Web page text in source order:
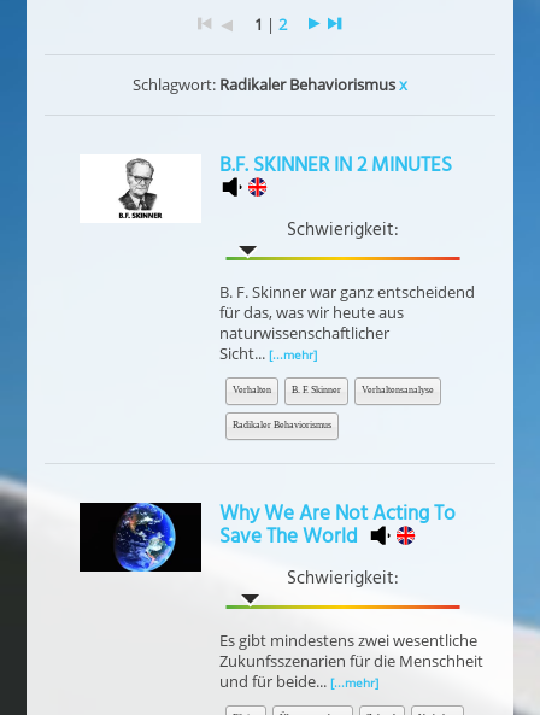
1 | 2
Schlagwort: Radikaler Behaviorismusx
B.F. SKINNER IN 2 MINUTES
Schwierigkeit:
B. F. Skinner war ganz entscheidend
für das, was wir heute aus
naturwissenschaftlicher
Sicht... [...mehr]
Verhalten B. F. Skinner Verhaltensanalyse
Radikaler Behaviorismus
Why We Are Not Acting To
Save The World
Schwierigkeit:
Es gibt mindestens zwei wesentliche
Zukunfsszenarien für die Menschheit
und für beide... [...mehr]